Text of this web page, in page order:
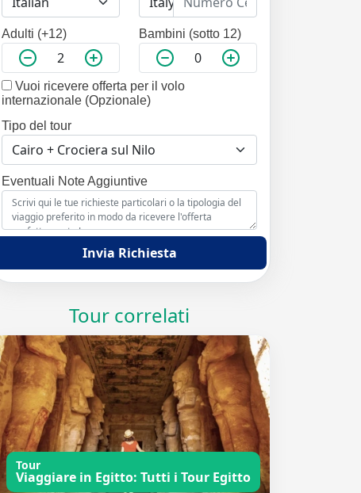
Adulti (+12) Bambini (sotto 12)
Vuoi ricevere offerta per il volo
internazionale (Opzionale)
Tipo del tour
Eventuali Note Aggiuntive
Invia Richiesta
Tour correlati
Tour
Viaggiare in Egitto: Tutti i Tour Egitto